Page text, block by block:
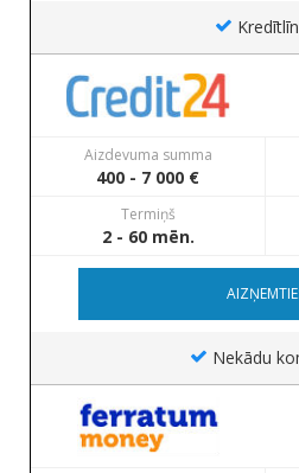
Aizdevuma summa
400 - 7 000 €
Termiņš
2 - 60 mēn.
Nekādu